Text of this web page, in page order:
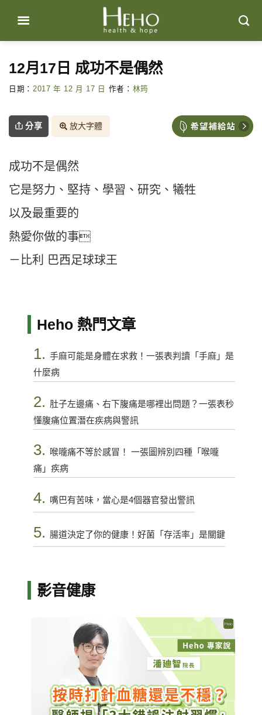
content
12月17日 成功不是偶然
日期： 2017 年 12 月 17 日 作者： 林筠
分享 放大字體
成功不是偶然
它是努力、堅持、學習、研究、犧牲
以及最重要的
熱愛你做的事
－比利 巴西足球球王
Heho 熱門文章
1. 手麻可能是身體在求救！一張表判讀「手麻」是
什麼病
2. 肚子左邊痛、右下腹痛是哪裡出問題？一張表秒
懂腹痛位置潛在疾病與警訊
3.
喉嚨痛不等於感冒！ 一張圖辨別四種「喉嚨
痛」疾病
4. 嘴巴有苦味，當心是4個器官發出警訊
5. 腸道決定了你的健康！好菌「存活率」是關鍵
影音健康